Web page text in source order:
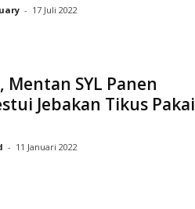
- 17 Juli 2022
SYL Panen
Jebakan Tikus Pakai
- 11 Januari 2022